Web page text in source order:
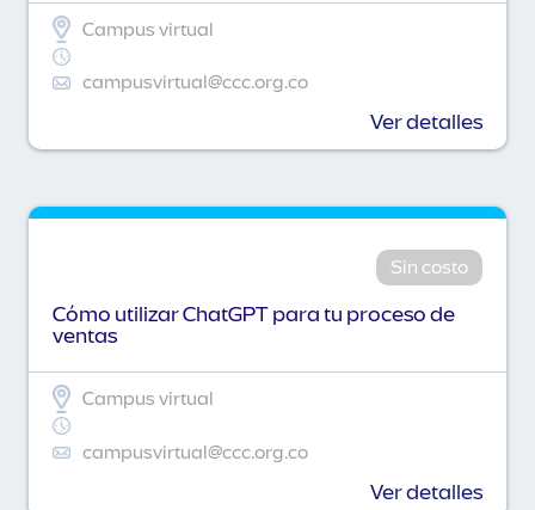
Campus virtual
campusvirtual@ccc.org.co
Ver detalles
Sin costo
Cómo utilizar ChatGPT para tu proceso de
ventas
Campus virtual
campusvirtual@ccc.org.co
Ver detalles